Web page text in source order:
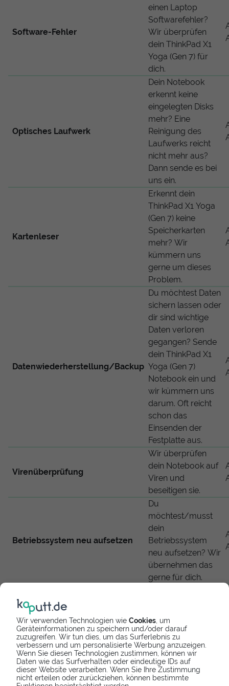
Wir verwenden Technologien wie Cookies , um
Geräteinformationen zu speichern und/oder darauf
zuzugreifen. Wir tun dies, um das Surferlebnis zu
verbessern und um personalisierte Werbung anzuzeigen.
Wenn Sie diesen Technologien zustimmen, können wir
Daten wie das Surfverhalten oder eindeutige IDs auf
dieser Website verarbeiten. Wenn Sie Ihre Zustimmung
nicht erteilen oder zurückziehen, können bestimmte
Software-Fehler
einen Laptop
Softwarefehler?
Wir überprüfen
dein ThinkPad X1
Yoga (Gen 7) für
dich.
Optisches Laufwerk
Dein Notebook
erkennt keine
eingelegten Disks
mehr? Eine
Reinigung des
Laufwerks reicht
nicht mehr aus?
Dann sende es bei
uns ein.
Kartenleser
Erkennt dein
ThinkPad X1 Yoga
(Gen 7) keine
Speicherkarten
mehr? Wir
kümmern uns
gerne um dieses
Problem.
Datenwiederherstellung/Backup
Du möchtest Daten
sichern lassen oder
dir sind wichtige
Daten verloren
gegangen? Sende
dein ThinkPad X1
Yoga (Gen 7)
Notebook ein und
wir kümmern uns
darum. Oft reicht
schon das
Einsenden der
Festplatte aus.
Virenüberprüfung
Wir überprüfen
dein Notebook auf
Viren und
beseitigen sie.
Betriebssystem neu aufsetzen
Du
möchtest/musst
dein
Betriebssystem
neu aufsetzen? Wir
übernehmen das
gerne für dich.
Festplattenfehler
Beschädigung
funktioniert die
ThinkPad X1 Yoga
(Gen 7) Festplatte
nicht mehr. Wir